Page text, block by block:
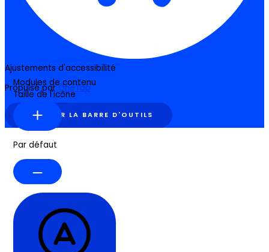
Ajustements d'accessibilité
Propulsé parOneTap
MASQUER LA BARRE D'OUTILS
Modules de contenu
Taille de l'icône
Par défaut